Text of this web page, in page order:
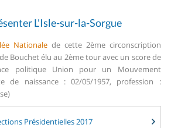
L'Isle-sur-la-Sorgue
Nationale de cette 2ème circonscription
Bouchet élu au 2ème tour avec un score de
politique Union pour un Mouvement
de naissance : 02/05/1957, profession :
Présidentielles 2017